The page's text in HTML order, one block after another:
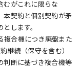
むがこれに限らな
本契約と個別契約が矛
します。
複合機につき廃盤また
継続（保守を含む）
判断に基づき複合機等